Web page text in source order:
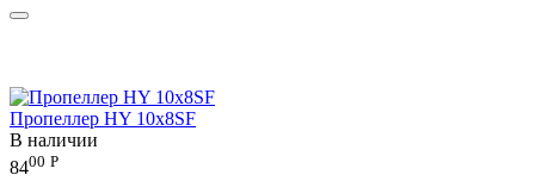
Пропеллер HY 10х8SF
В наличии
8400 Р